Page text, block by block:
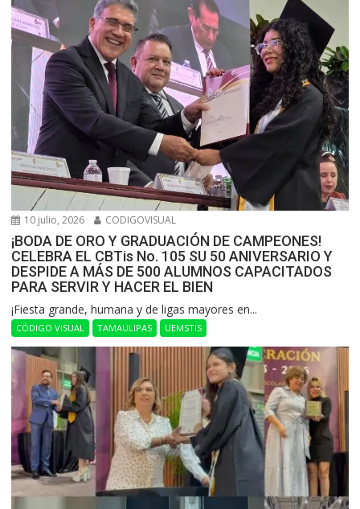
10 julio, 2026 CODIGOVISUAL
¡BODA DE ORO Y GRADUACIÓN DE CAMPEONES!
CELEBRA EL CBTis No. 105 SU 50 ANIVERSARIO Y
DESPIDE A MÁS DE 500 ALUMNOS CAPACITADOS
PARA SERVIR Y HACER EL BIEN
​¡Fiesta grande, humana y de ligas mayores en...
CÓDIGO VISUAL TAMAULIPAS UEMSTIS